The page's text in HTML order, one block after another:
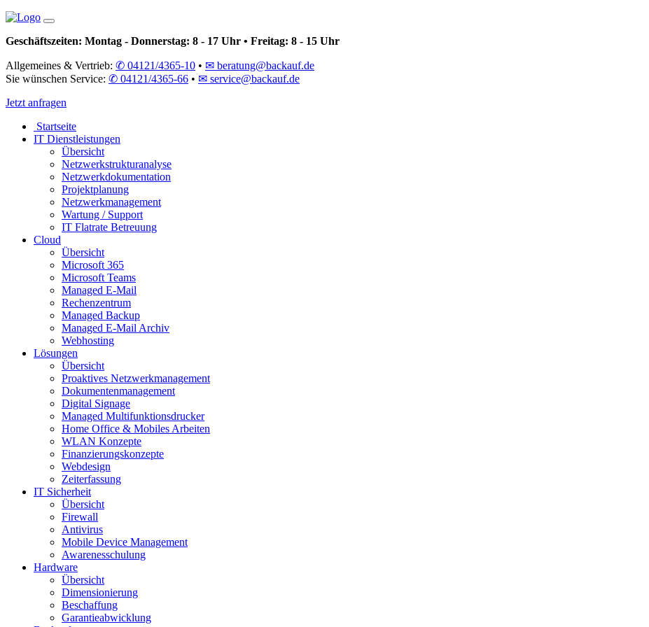
Geschäftszeiten: ­ Montag - Donnerstag: 8 - 17 Uhr • Freitag: 8 - 15 Uhr
Allgemeines & Vertrieb: ­ ✆ 04121/4365-10 • ✉ beratung@backauf.de
Sie wünschen Service: ­ ✆ 04121/4365-66 • ✉ service@backauf.de
Jetzt anfragen
Startseite
IT Dienstleistungen
Übersicht
Netzwerkstrukturanalyse
Netzwerkdokumentation
Projektplanung
Netzwerkmanagement
Wartung / Support
IT Flatrate Betreuung
Cloud
Übersicht
Microsoft 365
Microsoft Teams
Managed E-Mail
Rechenzentrum
Managed Backup
Managed E-Mail Archiv
Webhosting
Lösungen
Übersicht
Proaktives Netzwerkmanagement
Dokumentenmanagement
Digital Signage
Managed Multifunktionsdrucker
Home Office & Mobiles Arbeiten
WLAN Konzepte
Finanzierungskonzepte
Webdesign
Zeiterfassung
IT Sicherheit
Übersicht
Firewall
Antivirus
Mobile Device Management
Awarenesschulung
Hardware
Übersicht
Dimensionierung
Beschaffung
Garantieabwicklung